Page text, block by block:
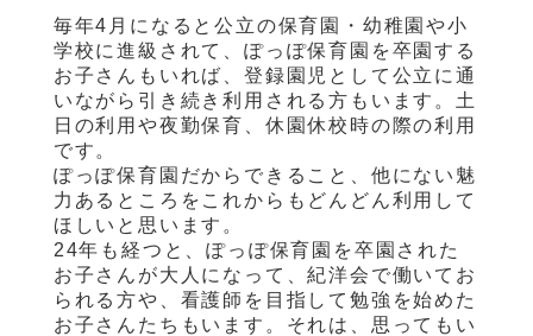
毎年4月になると公立の保育園・幼稚園や小
学校に進級されて、ぽっぽ保育園を卒園する
お子さんもいれば、登録園児として公立に通
いながら引き続き利用される方もいます。土
日の利用や夜勤保育、休園休校時の際の利用
です。
ぽっぽ保育園だからできること、他にない魅
力あるところをこれからもどんどん利用して
ほしいと思います。
24年も経つと、ぽっぽ保育園を卒園された
お子さんが大人になって、紀洋会で働いてお
られる方や、看護師を目指して勉強を始めた
お子さんたちもいます。それは、思ってもい